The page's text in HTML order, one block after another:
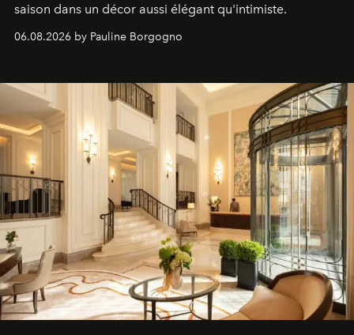
saison dans un décor aussi élégant qu'intimiste.
06.08.2026 by Pauline Borgogno